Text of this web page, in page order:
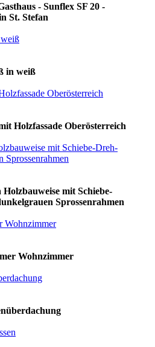
- Sunflex SF 20 -
St. Stefan
in weiß
Holzfassade Oberösterreich
mit Schiebe-
Sprossenrahmen
Wohnzimmer